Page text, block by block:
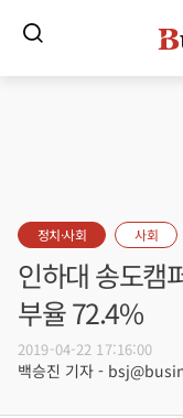
정치·사회 사회
인하대 송도캠
부율 72.4%
2019-04-22 17:16:00
백승진 기자 -